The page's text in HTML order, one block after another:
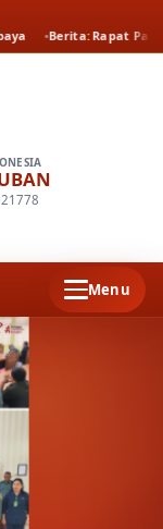
Rapat Paripurna
Menu